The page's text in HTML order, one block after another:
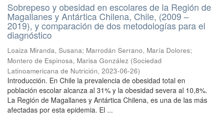
Sobrepeso y obesidad en escolares de la Región de
Magallanes y Antártica Chilena, Chile, (2009 –
2019), y comparación de dos metodologías para el
diagnóstico
Loaiza Miranda, Susana; Marrodán Serrano, María Dolores;
Montero de Espinosa, Marisa González (Sociedad
Latinoamericana de Nutrición, 2023-06-26)
Introducción. En Chile la prevalencia de obesidad total en
población escolar alcanza al 31% y la obesidad severa al 10,8%.
La Región de Magallanes y Antártica Chilena, es una de las más
afectadas por esta epidemia. El ...